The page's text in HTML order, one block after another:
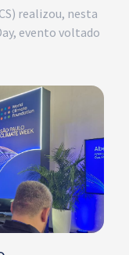
realizou, nesta
evento voltado